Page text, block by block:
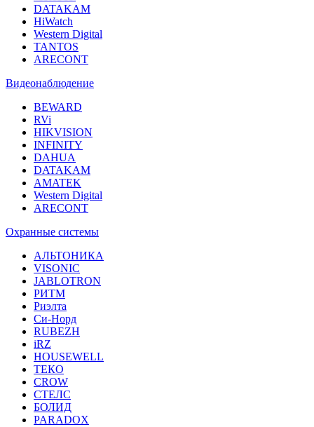
DATAKAM
HiWatch
Western Digital
TANTOS
ARECONT
Видеонаблюдение
BEWARD
RVi
HIKVISION
INFINITY
DAHUA
DATAKAM
AMATEK
Western Digital
ARECONT
Охранные системы
АЛЬТОНИКА
VISONIC
JABLOTRON
РИТМ
Риэлта
Си-Норд
RUBEZH
iRZ
HOUSEWELL
ТЕКО
CROW
СТЕЛС
БОЛИД
PARADOX